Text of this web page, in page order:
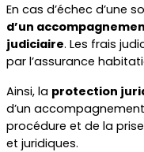
En cas d’échec d’une
d’un
judiciaire. Les frais
par l’assurance
Ainsi, la protection
d’un
procédure et de la
et juridiques.